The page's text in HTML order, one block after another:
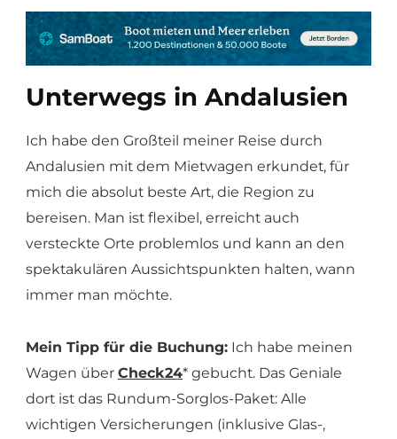
Unterwegs in Andalusien
Ich habe den Großteil meiner Reise durch
Andalusien mit dem Mietwagen erkundet, für
mich die absolut beste Art, die Region zu
bereisen. Man ist flexibel, erreicht auch
versteckte Orte problemlos und kann an den
spektakulären Aussichtspunkten halten, wann
immer man möchte.
Mein Tipp für die Buchung: Ich habe meinen
Wagen über Check24* gebucht. Das Geniale
dort ist das Rundum-Sorglos-Paket: Alle
wichtigen Versicherungen (inklusive Glas-,